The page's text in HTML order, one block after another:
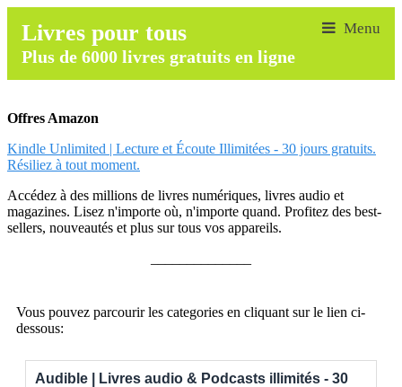
Livres pour tous
Plus de 6000 livres gratuits en ligne
Offres Amazon
Kindle Unlimited | Lecture et Écoute Illimitées - 30 jours gratuits.
Résiliez à tout moment.
Accédez à des millions de livres numériques, livres audio et
magazines. Lisez n'importe où, n'importe quand. Profitez des best-
sellers, nouveautés et plus sur tous vos appareils.
Vous pouvez parcourir les categories en cliquant sur le lien ci-
dessous:
Audible | Livres audio & Podcasts illimités - 30